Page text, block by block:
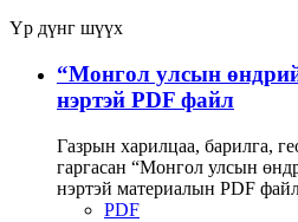
Үр дүнг шүүх
“Монгол улсын
нэртэй PDF файл
Газрын харилцаа, барилга,
гаргасан “Монгол улсын
нэртэй материалын PDF
PDF